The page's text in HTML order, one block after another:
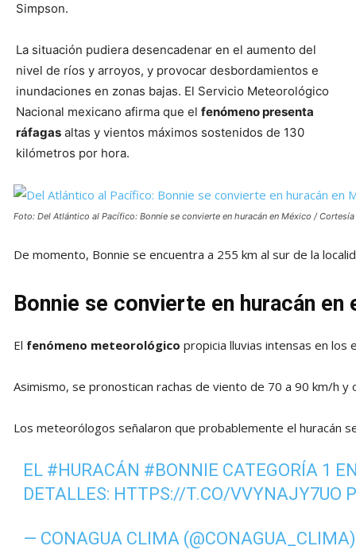
Simpson.
La situación pudiera desencadenar en el aumento del
nivel de ríos y arroyos, y provocar desbordamientos e
inundaciones en zonas bajas. El Servicio Meteorológico
Nacional mexicano afirma que el fenómeno presenta
ráfagas altas y vientos máximos sostenidos de 130
kilómetros por hora.
Foto: Del Atlántico al Pacífico: Bonnie se convierte en huracán en México / Cortesía
De momento, Bonnie se encuentra a 255 km al sur de la
Bonnie se convierte en huracán
El fenómeno meteorológico propicia lluvias intensas en los
Asimismo, se pronostican rachas de viento de 70 a 90 km/h
Los meteorólogos señalaron que probablemente el huracán
EL #HURACÁN #BONNIE CATEGORÍA 1
DETALLES: HTTPS://T.CO/VVYNAJY7UO
— CONAGUA CLIMA